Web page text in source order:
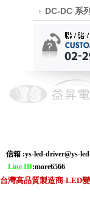
DC-DC 系列
信箱 :ys-led-driver@ys-
Line ID:more6566
台灣高品質製造商-LED